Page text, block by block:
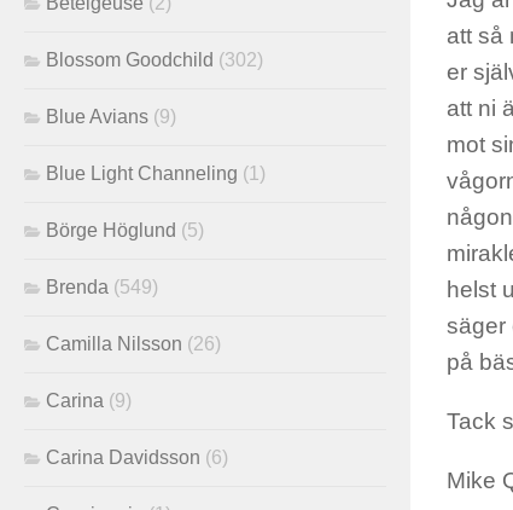
att så
er
att ni
mot
helst
säger
på
Tack
Mike
Blossom Goodchild (302)
Blue Avians (9)
Blue Light Channeling (1)
Börge Höglund (5)
Brenda (549)
Camilla Nilsson (26)
Carina (9)
Carina Davidsson (6)